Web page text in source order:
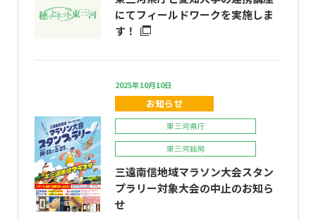
にてフィールドワークを実施しま
す！
2025年10月10日
お知らせ
東三河県庁
東三河総局
三遠南信地域マラソン大会スタン
プラリー対象大会の中止のお知ら
せ